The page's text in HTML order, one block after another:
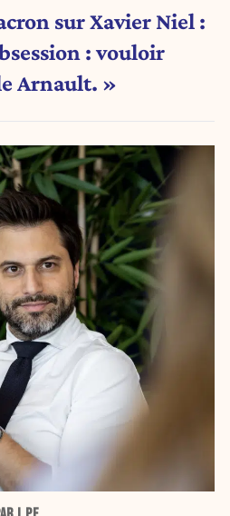
sur Xavier Niel :
: vouloir
Arnault. »